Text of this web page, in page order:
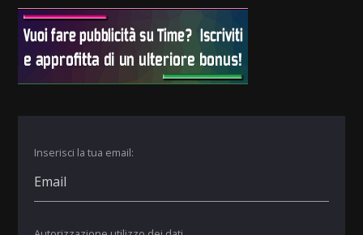
Inserisci la tua email: